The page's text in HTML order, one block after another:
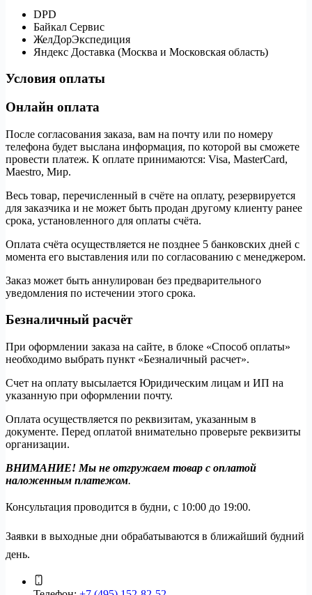
DPD
Байкал Сервис
ЖелДорЭкспедиция
Яндекс Доставка (Москва и Московская область)
Условия оплаты
Онлайн оплата
После согласования заказа, вам на почту или по номеру
телефона будет выслана информация, по которой вы сможете
провести платеж. К оплате принимаются: Visa, MasterCard,
Maestro, Мир.
Весь товар, перечисленный в счёте на оплату, резервируется
для заказчика и не может быть продан другому клиенту ранее
срока, установленного для оплаты счёта.
Оплата счёта осуществляется не позднее 5 банковских дней с
момента его выставления или по согласованию с менеджером.
Заказ может быть аннулирован без предварительного
уведомления по истечении этого срока.
Безналичный расчёт
При оформлении заказа на сайте, в блоке «Способ оплаты»
необходимо выбрать пункт «Безналичный расчет».
Счет на оплату высылается Юридическим лицам и ИП на
указанную при оформлении почту.
Оплата осуществляется по реквизитам, указанным в
документе. Перед оплатой внимательно проверьте реквизиты
организации.
ВНИМАНИЕ! Мы не отгружаем товар с оплатой
наложенным платежом.
Консультация проводится в будни, с 10:00 до 19:00.
Заявки в выходные дни обрабатываются в ближайший будний
день.